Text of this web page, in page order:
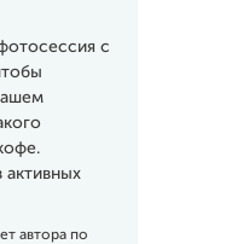
с
активных
автора по